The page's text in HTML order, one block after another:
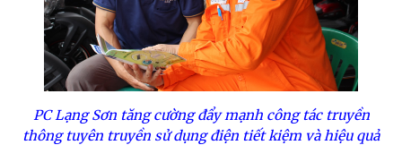
PC Lạng Sơn tăng cường đẩy mạnh công tác truyền
thông tuyên truyền sử dụng điện tiết kiệm và hiệu quả